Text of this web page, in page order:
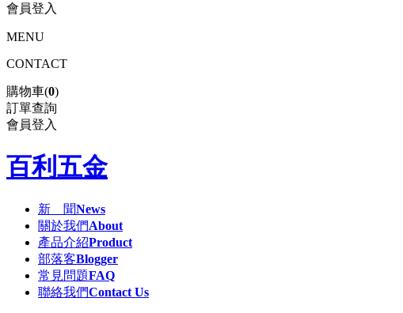
會員登入
MENU
CONTACT
購物車(0)
訂單查詢
會員登入
百利五金
新 聞News
關於我們About
產品介紹Product
部落客Blogger
常見問題FAQ
聯絡我們Contact Us